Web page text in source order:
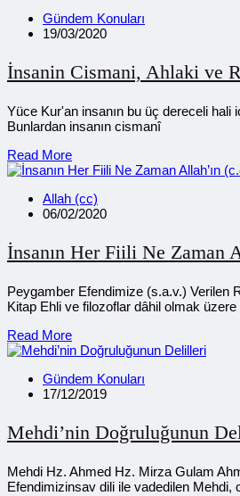
Gündem Konuları
19/03/2020
İnsanin Cismani, Ahlaki ve
Yüce Kur'an insanın bu üç dereceli
Bunlardan insanın cismanî
Read More
Allah (cc)
06/02/2020
İnsanın Her Fiili Ne Zaman
Peygamber Efendimize (s.a.v.) Verilen
Kitap Ehli ve filozoflar dâhil olmak
Read More
Gündem Konuları
17/12/2019
Mehdi’nin Doğruluğunun
Mehdi Hz. Ahmed Hz. Mirza Gulam
Efendimizinsav dili ile vadedilen Mehdi,